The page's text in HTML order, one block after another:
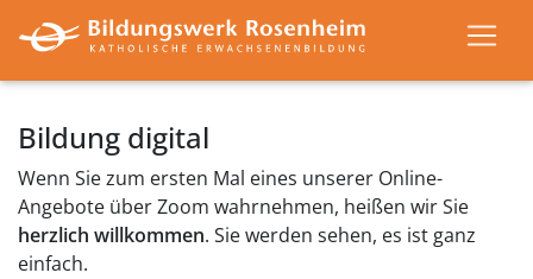
Bildung digital
Wenn Sie zum ersten Mal eines unserer Online-
Angebote über Zoom wahrnehmen, heißen wir Sie
herzlich willkommen. Sie werden sehen, es ist ganz
einfach.